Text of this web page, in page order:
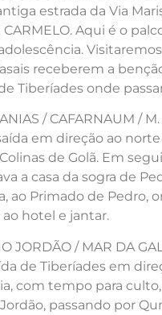
estrada da Via
Aqui é o
receberem a
Tiberíades onde
/ CAFARNAUM /
em direção ao
de Golã. Em
a casa da sogra de
ao Primado de Pedro,
hotel e jantar.
JORDÃO / MAR DA
de Tiberíades em
com tempo para
passando por